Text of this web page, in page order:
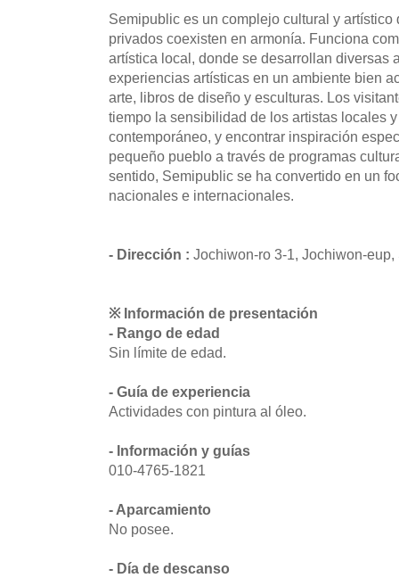
Semipublic es un complejo cultural y
privados coexisten en armonía. Funciona
artística local, donde se desarrollan diversas
experiencias artísticas en un ambiente bien
arte, libros de diseño y esculturas. Los
tiempo la sensibilidad de los artistas locales
contemporáneo, y encontrar inspiración
pequeño pueblo a través de programas
sentido, Semipublic se ha convertido en un
nacionales e internacionales.
- Dirección : Jochiwon-ro 3-1, Jochiwon-eup,
※ Información de presentación
- Rango de edad
Sin límite de edad.
- Guía de experiencia
Actividades con pintura al óleo.
- Información y guías
010-4765-1821
- Aparcamiento
No posee.
- Día de descanso